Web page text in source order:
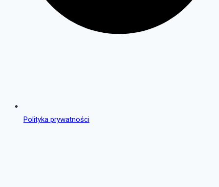
Polityka prywatności